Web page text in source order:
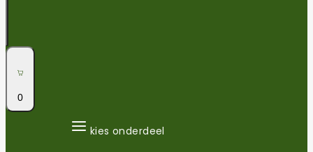
0
kies onderdeel